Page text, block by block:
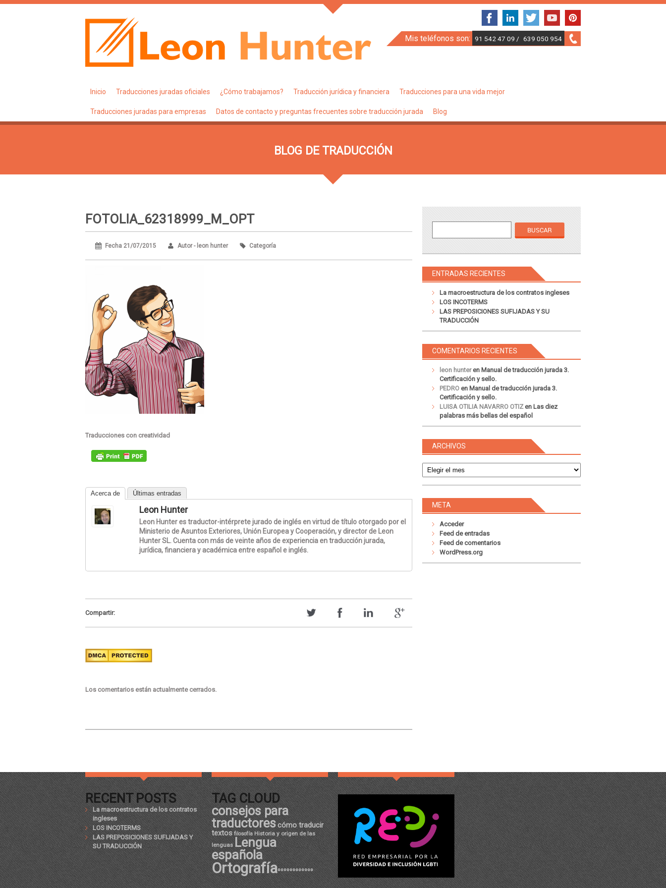
Mis teléfonos son: 91 542 47 09 / 639 050 954
Inicio Traducciones juradas oficiales ¿Cómo trabajamos? Traducción jurídica y financiera Traducciones para una vida mejor
Traducciones juradas para empresas Datos de contacto y preguntas frecuentes sobre traducción jurada Blog
BLOG DE TRADUCCIÓN
FOTOLIA_62318999_M_OPT
Fecha 21/07/2015 Autor - leon hunter Categoría
Traducciones con creatividad
Acerca de Últimas entradas
Leon Hunter
Leon Hunter es traductor-intérprete jurado de inglés en virtud de título otorgado por el
Ministerio de Asuntos Exteriores, Unión Europea y Cooperación, y director de Leon
Hunter SL. Cuenta con más de veinte años de experiencia en traducción jurada,
jurídica, financiera y académica entre español e inglés.
Compartir:
Los comentarios están actualmente cerrados.
ENTRADAS RECIENTES
La macroestructura de los contratos ingleses
LOS INCOTERMS
LAS PREPOSICIONES SUFIJADAS Y SU
TRADUCCIÓN
COMENTARIOS RECIENTES
leon hunteren Manual de traducción jurada 3.
Certificación y sello.
PEDRO en Manual de traducción jurada 3.
Certificación y sello.
LUISA OTILIA NAVARRO OTIZen Las diez
palabras más bellas del español
ARCHIVOS
META
Acceder
Feed de entradas
Feed de comentarios
WordPress.org
RECENT POSTS
La macroestructura de los contratos
ingleses
LOS INCOTERMS
LAS PREPOSICIONES SUFIJADAS Y
SU TRADUCCIÓN
TAG CLOUD
consejos para
traductorescómo traducir
textos filosofía Historia y origen de las
lenguas Lengua
española
Ortografíaºººººººººººº